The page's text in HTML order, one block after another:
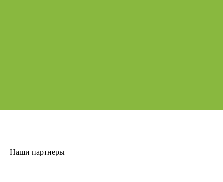
Наши партнеры